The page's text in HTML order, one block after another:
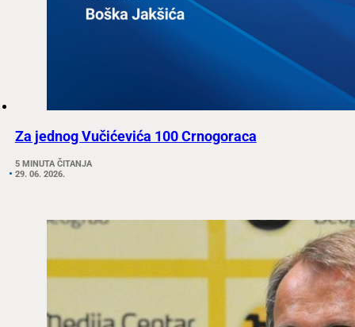
Za jednog Vučićevića 100 Crnogoraca
5 MINUTA ČITANJA
29. 06. 2026.